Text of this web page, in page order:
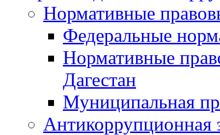
Нормативные
Федеральные
Нормативные
Дагестан
Муниципальная
Антикоррупционная